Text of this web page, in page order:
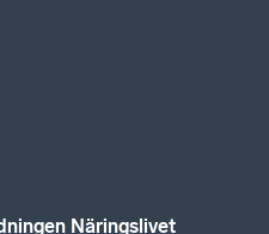
Näringslivet